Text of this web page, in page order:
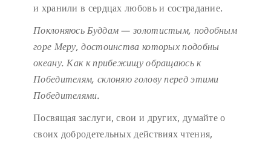
и хранили в сердцах любовь и сострадание.
Поклоняюсь Буддам — золотистым, подобным
горе Меру, достоинства которых подобны
океану. Как к прибежищу обращаюсь к
Победителям, склоняю голову перед этими
Победителями.
Посвящая заслуги, свои и других, думайте о
своих добродетельных действиях чтения,